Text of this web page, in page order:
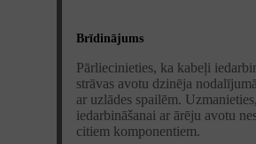
Brīdinājums
Pārliecinieties, ka kabeļi
strāvas avotu dzinēja
ar uzlādes spailēm.
iedarbināšanai ar ārēju avotu
citiem komponentiem.